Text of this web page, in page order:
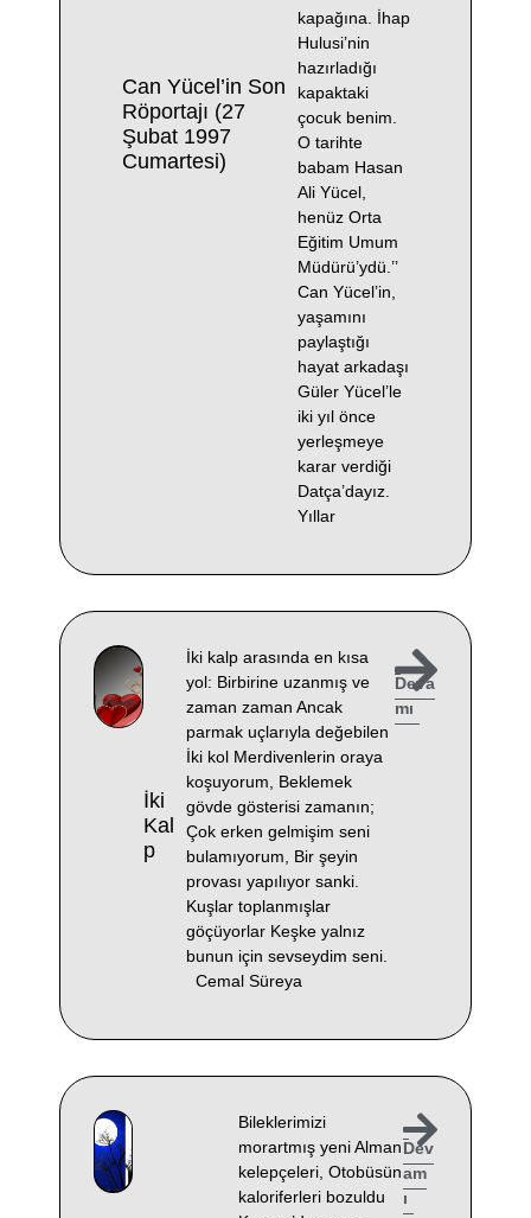
Can Yücel’in Son
Röportajı (27
Şubat 1997
Cumartesi)
kapağına. İhap
Hulusi’nin
hazırladığı
kapaktaki
çocuk benim.
O tarihte
babam Hasan
Ali Yücel,
henüz Orta
Eğitim Umum
Müdürü’ydü.’’
Can Yücel’in,
yaşamını
paylaştığı
hayat arkadaşı
Güler Yücel’le
iki yıl önce
yerleşmeye
karar verdiği
Datça’dayız.
Yıllar
İki
Kal
P
İki kalp arasında en kısa
yol: Birbirine uzanmış ve
zaman zaman Ancak
parmak uçlarıyla değebilen
İki kol Merdivenlerin oraya
koşuyorum, Beklemek
gövde gösterisi zamanın;
Çok erken gelmişim seni
bulamıyorum, Bir şeyin
provası yapılıyor sanki.
Kuşlar toplanmışlar
göçüyorlar Keşke yalnız
bunun için sevseydim seni.
Cemal Süreya
Deva
mı
Bileklerimizi
morartmış yeni Alman
kelepçeleri, Otobüsün
kaloriferleri bozuldu
Dev
am
ı